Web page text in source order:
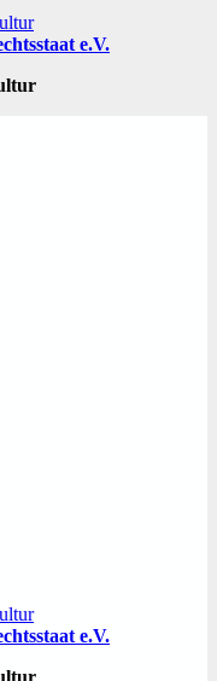
e.V.
e.V.